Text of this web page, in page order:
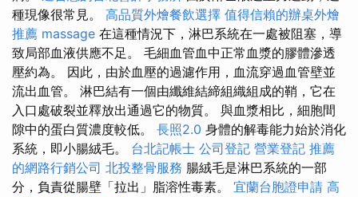
種現像很常見。 高品質外燴餐飲選擇 值得信賴的辦桌外燴
推薦 massage 在這種情況下，淋巴系統在一處被阻塞，導
致局部血液供應不足。 毛細血管血中正常血漿的膠體滲透
壓約為。 因此，由於血壓的過濾作用，血流穿過血管壁並
流出血管。 淋巴結有一個由纖維結締組織組成的鞘，它在
入口處破裂並釋放出通過它的物質。 與血漿相比，細胞間
隙中的蛋白質濃度較低。 長照2.0 身體的解毒能力始於消化
系統，即小腸絨毛。 台北記帳士 公司登記 營業登記 推薦
的網路行銷公司 北投整骨服務 腸絨毛是淋巴系統的一部
分，負責從腸壁「拉出」脂溶性毒素。 宜蘭台胞證申請 高